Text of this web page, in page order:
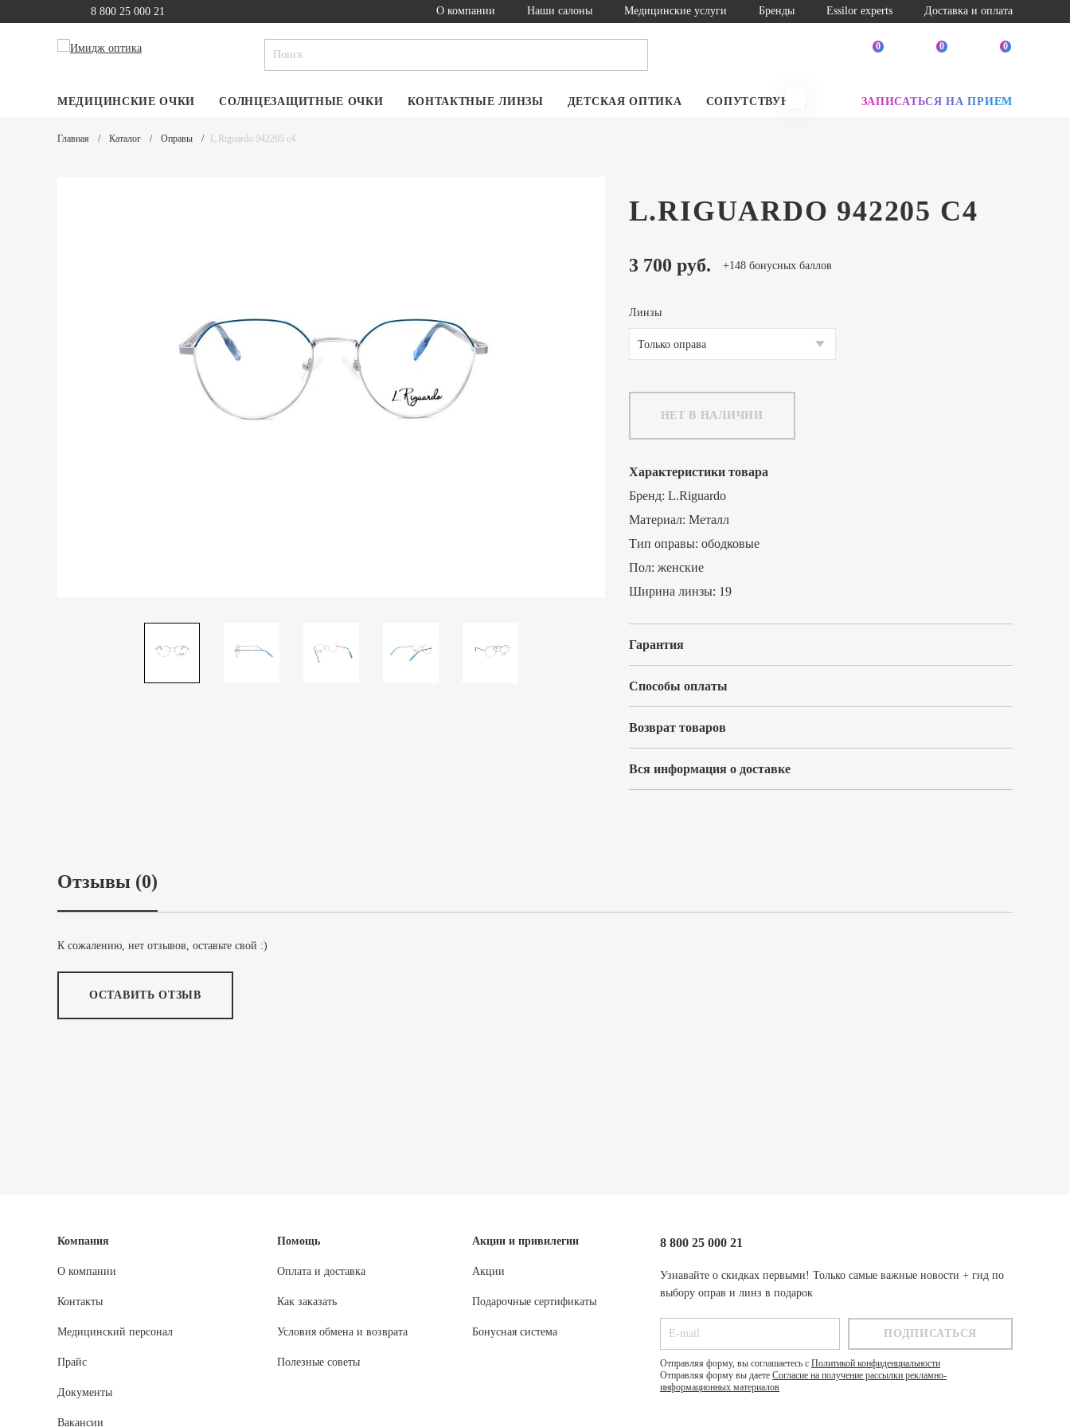
8 800 25 000 21 О компании Наши салоны Медицинские услуги Бренды Essilor experts Доставка и оплата
0 0 0
МЕДИЦИНСКИЕ ОЧКИ СОЛНЦЕЗАЩИТНЫЕ ОЧКИ КОНТАКТНЫЕ ЛИНЗЫ ДЕТСКАЯ ОПТИКА СОПУТСТВУЮЩИЕ ТОВАРЫ SALE
ЗАПИСАТЬСЯ НА ПРИЕМ
Главная Каталог Оправы L.Riguardo 942205 c4
L.RIGUARDO 942205 C4
3 700 руб. +148 бонусных баллов
Линзы
Только оправа
НЕТ В НАЛИЧИИ
Характеристики товара
Бренд: L.Riguardo
Материал: Металл
Тип оправы: ободковые
Пол: женские
Ширина линзы: 19
Гарантия
Способы оплаты
Возврат товаров
Вся информация о доставке
Отзывы (0)
К сожалению, нет отзывов, оставьте свой :)
ОСТАВИТЬ ОТЗЫВ
Компания
О компании
Контакты
Медицинский персонал
Прайс
Документы
Вакансии
Помощь
Оплата и доставка
Как заказать
Условия обмена и возврата
Полезные советы
Акции и привилегии
Акции
Подарочные сертификаты
Бонусная система
8 800 25 000 21
Узнавайте о скидках первыми! Только самые важные новости + гид по
выбору оправ и линз в подарок
Отправляя форму, вы соглашаетесь с Политикой конфиденциальности
Отправляя форму вы даете Согласие на получение рассылки рекламно-
информационных материалов